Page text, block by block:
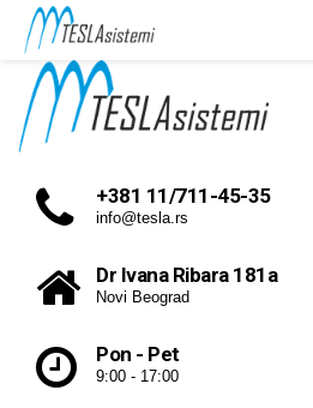
+381 11/711-45-35
info@tesla.rs
Dr Ivana Ribara 181a
Novi Beograd
Pon - Pet
9:00 - 17:00